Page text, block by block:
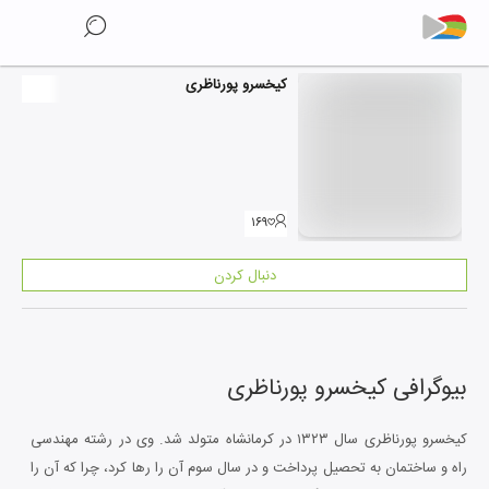
کیخسرو پورناظری
۱۶۹
دنبال کردن
بیوگرافیکیخسرو پورناظری
کیخسرو پورناظری سال ۱۳۲۳ در کرمانشاه متولد شد. وی در رشته مهندسی
راه و ساختمان به تحصیل پرداخت و در سال سوم آن را رها کرد، چرا که آن را